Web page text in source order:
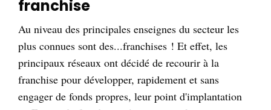
franchise
Au niveau des principales enseignes du secteur les
plus connues sont des...franchises ! Et effet, les
principaux réseaux ont décidé de recourir à la
franchise pour développer, rapidement et sans
engager de fonds propres, leur point d'implantation